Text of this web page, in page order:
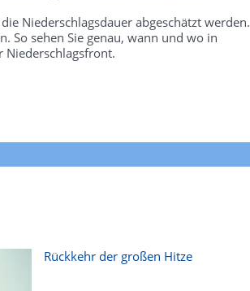
Niederschlagsdauer abgeschätzt werden.
So sehen Sie genau, wann und wo in
Niederschlagsfront.
Rückkehr der großen Hitze